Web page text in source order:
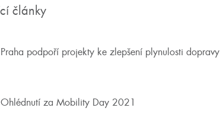
články
Praha podpoří projekty ke zlepšení plynulosti dopravy
Ohlédnutí za Mobility Day 2021